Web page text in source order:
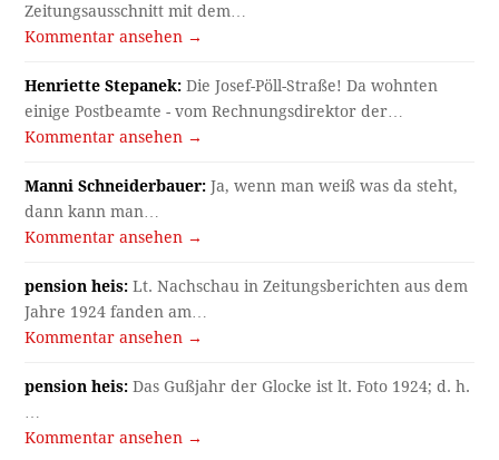
Zeitungsausschnitt mit dem…
Kommentar ansehen →
Henriette Stepanek: Die Josef-Pöll-Straße! Da wohnten
einige Postbeamte - vom Rechnungsdirektor der…
Kommentar ansehen →
Manni Schneiderbauer: Ja, wenn man weiß was da steht,
dann kann man…
Kommentar ansehen →
pension heis: Lt. Nachschau in Zeitungsberichten aus dem
Jahre 1924 fanden am…
Kommentar ansehen →
pension heis: Das Gußjahr der Glocke ist lt. Foto 1924; d. h.
Kommentar ansehen →